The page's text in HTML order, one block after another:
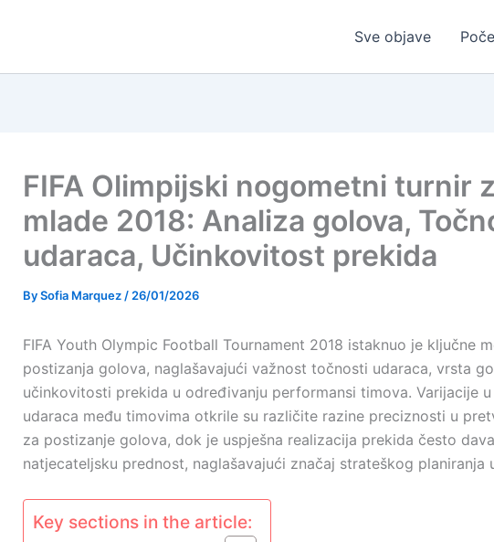
Sve objave
FIFA Olimpijski nogometni turnir
mlade 2018: Analiza golova,
udaraca, Učinkovitost prekida
BySofia Marquez / 26/01/2026
FIFA Youth Olympic Football Tournament 2018 istaknuo je ključne
postizanja golova, naglašavajući važnost točnosti udaraca, vrsta
učinkovitosti prekida u određivanju performansi timova. Varijacije
udaraca među timovima otkrile su različite razine preciznosti u
za postizanje golova, dok je uspješna realizacija prekida često
natjecateljsku prednost, naglašavajući značaj strateškog planiranja
Key sections in the article: